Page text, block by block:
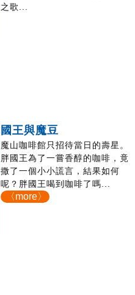
之歌...
國王與魔豆
魔山咖啡館只招待當日的壽星。
胖國王為了一嘗香醇的咖啡，竟
撒了一個小小謊言，結果如何
呢？胖國王喝到咖啡了嗎...
〈more〉